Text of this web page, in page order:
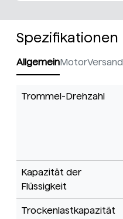
Spezifikationen
AllgemeinMotorVersand
Trommel-Drehzahl
Kapazität der
Flüssigkeit
Trockenlastkapazität